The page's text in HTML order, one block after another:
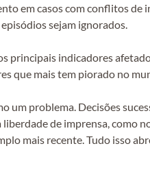
em casos com conflitos de
sejam ignorados.
indicadores
que mais tem piorado no
um problema. Decisões
de imprensa, como
mais recente. Tudo isso